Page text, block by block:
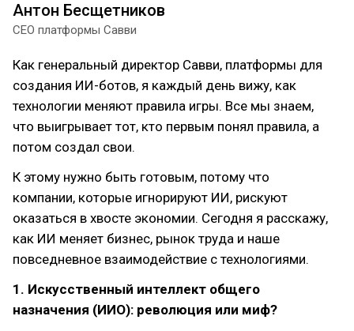
Антон Бесщетников
CEO платформы Савви
Как генеральный директор Савви, платформы для
создания ИИ-ботов, я каждый день вижу, как
технологии меняют правила игры. Все мы знаем,
что выигрывает тот, кто первым понял правила, а
потом создал свои.
К этому нужно быть готовым, потому что
компании, которые игнорируют ИИ, рискуют
оказаться в хвосте экономии. Сегодня я расскажу,
как ИИ меняет бизнес, рынок труда и наше
повседневное взаимодействие с технологиями.
1. Искусственный интеллект общего
назначения (ИИО): революция или миф?